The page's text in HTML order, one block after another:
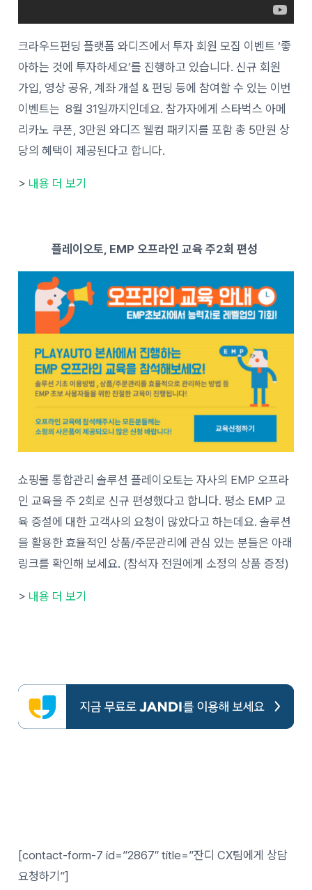
크라우드펀딩 플랫폼 와디즈에서 투자 회원 모집 이벤트 ‘좋
아하는 것에 투자하세요’를 진행하고 있습니다. 신규 회원
가입, 영상 공유, 계좌 개설 & 펀딩 등에 참여할 수 있는 이번
이벤트는 8월 31일까지인데요. 참가자에게 스타벅스 아메
리카노 쿠폰, 3만원 와디즈 웰컴 패키지를 포함 총 5만원 상
당의 혜택이 제공된다고 합니다.
> 내용 더 보기
플레이오토, EMP 오프라인 교육 주2회 편성
쇼핑몰 통합관리 솔루션 플레이오토는 자사의 EMP 오프라
인 교육을 주 2회로 신규 편성했다고 합니다. 평소 EMP 교
육 증설에 대한 고객사의 요청이 많았다고 하는데요. 솔루션
을 활용한 효율적인 상품/주문관리에 관심 있는 분들은 아래
링크를 확인해 보세요. (참석자 전원에게 소정의 상품 증정)
> 내용 더 보기
[contact-form-7 id=”2867″ title=”잔디 CX팀에게 상담
요청하기”]